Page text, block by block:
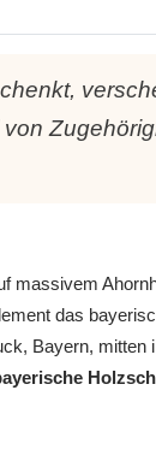
massivem
das
Bayern, mitten